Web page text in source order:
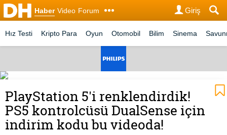
Haber Video Forum Giriş
Hız Testi Kripto Para Oyun Otomobil Bilim Sinema
PlayStation 5'i renklendirdik!
PS5 kontrolcüsü DualSense için
indirim kodu bu videoda!